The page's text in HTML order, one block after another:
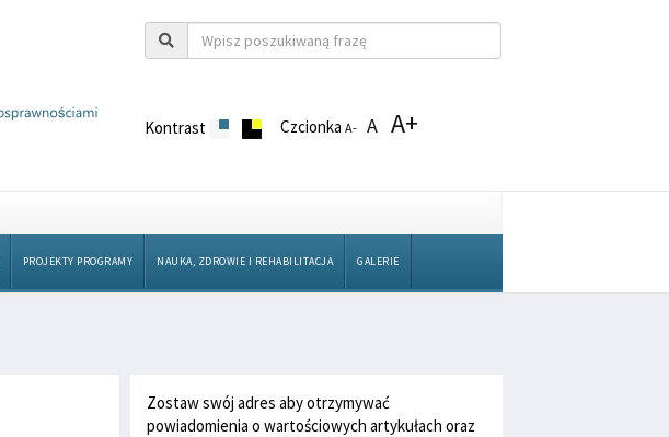
Kontrast CzcionkaA- A A+
PROJEKTY PROGRAMY NAUKA, ZDROWIE I REHABILITACJA GALERIE
Zostaw swój adres aby otrzymywać
powiadomienia o wartościowych artykułach oraz